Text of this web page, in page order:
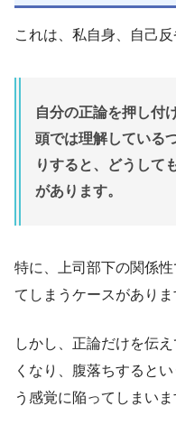
これは、私自身、自己
自分の正論を押し付
頭では理解している
りすると、どうして
があります。
特に、上司部下の関係
てしまうケースがありま
しかし、正論だけを伝
くなり、腹落ちすると
う感覚に陥ってしまいま